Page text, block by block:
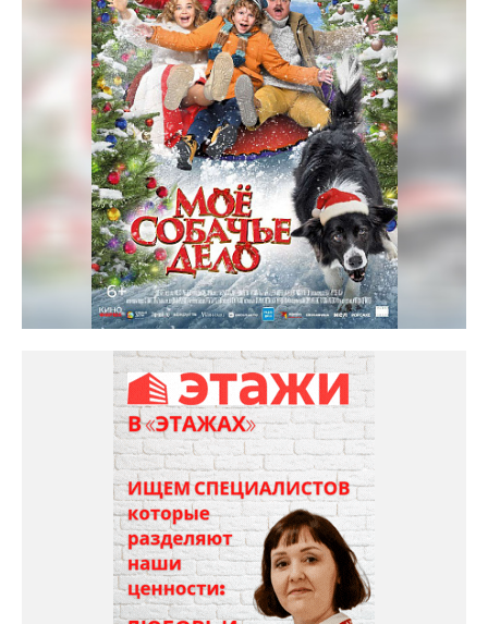
Солярис кинотеатр